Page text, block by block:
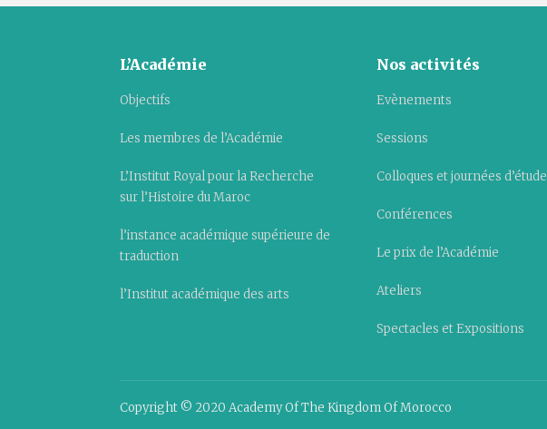
L’Académie
Objectifs
Les membres de l’Académie
L’Institut Royal pour la Recherche
sur l’Histoire du Maroc
l’instance académique supérieure de
traduction
l’Institut académique des arts
Nos activités
Evènements
Sessions
Colloques et journées d’étude
Conférences
Le prix de l’Académie
Ateliers
Spectacles et Expositions
Copyright © 2020 Academy Of The Kingdom Of Morocco